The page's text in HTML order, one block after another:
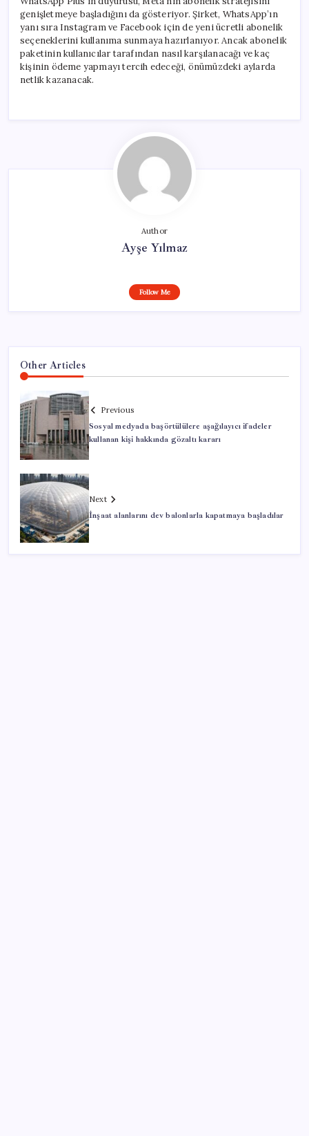
genişletmeye başladığını da gösteriyor. Şirket, WhatsApp’ın
yanı sıra Instagram ve Facebook için de yeni ücretli abonelik
seçeneklerini kullanıma sunmaya hazırlanıyor. Ancak abonelik
paketinin kullanıcılar tarafından nasıl karşılanacağı ve kaç
kişinin ödeme yapmayı tercih edeceği, önümüzdeki aylarda
netlik kazanacak.
Author
Ayşe Yılmaz
Follow Me
Other Articles
Previous
Sosyal medyada başörtülülere aşağılayıcı ifadeler
kullanan kişi hakkında gözaltı kararı
Next
İnşaat alanlarını dev balonlarla kapatmaya başladılar